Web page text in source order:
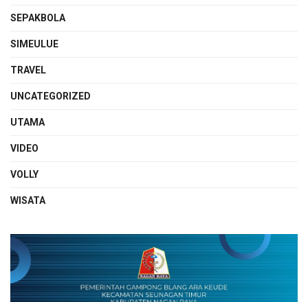
SEPAKBOLA
SIMEULUE
TRAVEL
UNCATEGORIZED
UTAMA
VIDEO
VOLLY
WISATA